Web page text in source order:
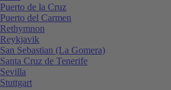
Puerto de la Cruz
Puerto del Carmen
Rethymnon
Reykjavik
San Sebastian (La Gomera)
Santa Cruz de Tenerife
Sevilla
Stuttgart